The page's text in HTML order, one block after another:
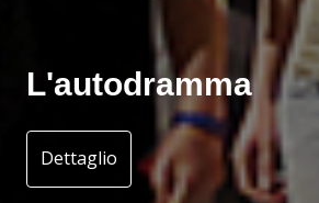
L'autodramma
Dettaglio